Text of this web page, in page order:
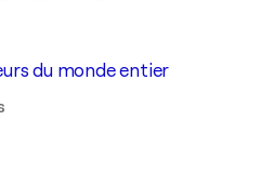
du monde entier